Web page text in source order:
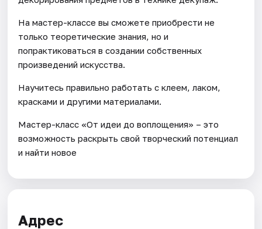
На мастер-классе вы сможете приобрести не
только теоретические знания, но и
попрактиковаться в создании собственных
произведений искусства.
Научитесь правильно работать с клеем, лаком,
красками и другими материалами.
Мастер-класс «От идеи до воплощения» – это
возможность раскрыть свой творческий потенциал
и найти новое
Адрес